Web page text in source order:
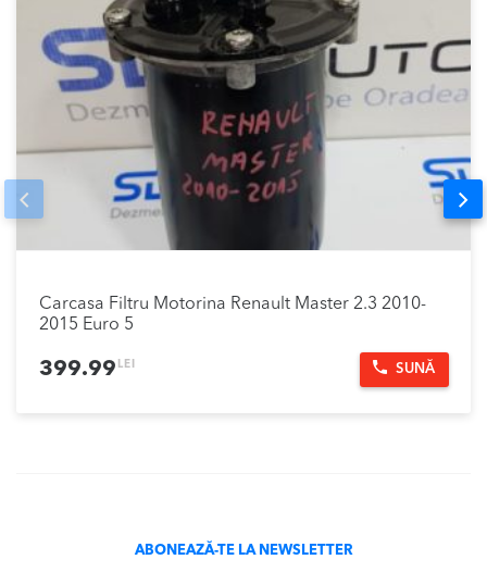
Carcasa Filtru Motorina Renault Master 2.3 2010-
2015 Euro 5
399.99 LEI SUNĂ
Prev
ABONEAZĂ-TE LA NEWSLETTER